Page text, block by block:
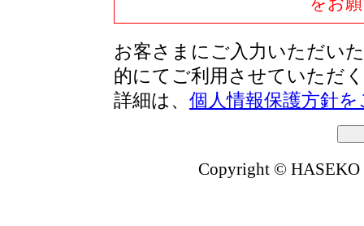
お客さまにご入力いただい
的にてご利用させていただ
詳細は、 個人情報保護方針
Copyright © HASEKO